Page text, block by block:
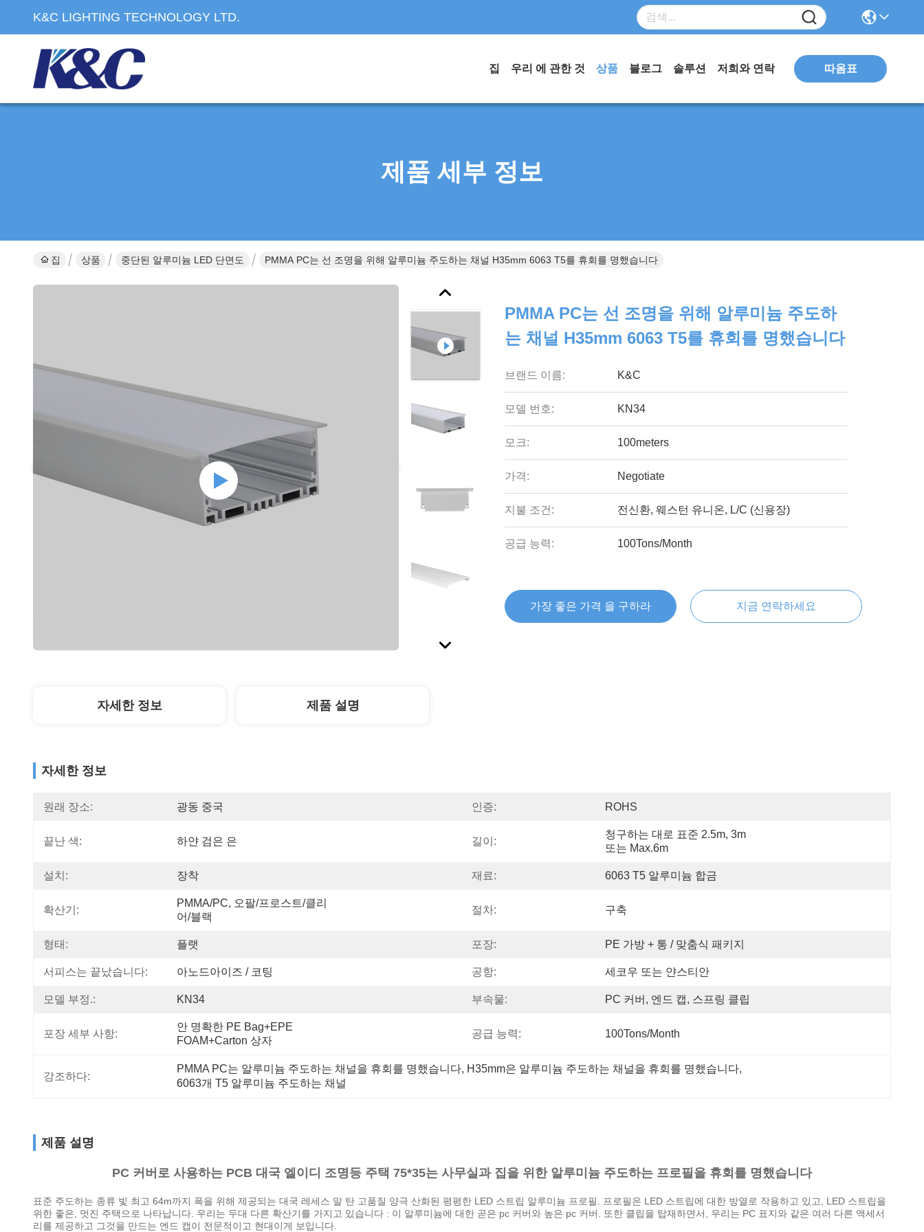
K&C LIGHTING TECHNOLOGY LTD.
집 우리 에 관한 것 상품 블로그 솔루션 저희와 연락 따옴표
제품 세부 정보
집 상품 중단된 알루미늄 LED 단면도 PMMA PC는 선 조명을 위해 알루미늄 주도하는 채널 H35mm 6063 T5를 휴회를 명했습니다
PMMA PC는 선 조명을 위해 알루미늄 주도하
는 채널 H35mm 6063 T5를 휴회를 명했습니다
브랜드 이름: K&C
모델 번호: KN34
모크: 100meters
가격: Negotiate
지불 조건: 전신환, 웨스턴 유니온, L/C (신용장)
공급 능력: 100Tons/Month
가장 좋은 가격 을 구하라 지금 연락하세요
자세한 정보 제품 설명
자세한 정보
원래 장소: 광동 중국 인증: ROHS
끝난 색: 하얀 검은 은 길이:
청구하는 대로 표준 2.5m, 3m
또는 Max.6m
설치: 장착 재료: 6063 T5 알루미늄 합금
확산기:
PMMA/PC, 오팔/프로스트/클리
어/블랙
절차: 구축
형태: 플랫 포장: PE 가방 + 통 / 맞춤식 패키지
서피스는 끝났습니다: 아노드아이즈 / 코팅 공항: 세코우 또는 얀스티안
모델 부정.: KN34 부속물: PC 커버, 엔드 캡, 스프링 클립
포장 세부 사항:
안 명확한 PE Bag+EPE
FOAM+Carton 상자
공급 능력: 100Tons/Month
강조하다:
PMMA PC는 알루미늄 주도하는 채널을 휴회를 명했습니다, H35mm은 알루미늄 주도하는 채널을 휴회를 명했습니다,
6063개 T5 알루미늄 주도하는 채널
제품 설명
PC 커버로 사용하는 PCB 대국 엘이디 조명등 주택 75*35는 사무실과 집을 위한 알루미늄 주도하는 프로필을 휴회를 명했습니다
표준 주도하는 종류 빛 최고 64m까지 폭을 위해 제공되는 대국 레세스 말 탄 고품질 양극 산화된 평평한 LED 스트립 알루미늄 프로필. 프로필은 LED 스트립에 대한 방열로 작용하고 있고, LED 스트립을
위한 좋은, 멋진 주택으로 나타납니다. 우리는 두대 다른 확산기를 가지고 있습니다 : 이 알루미늄에 대한 곧은 pc 커버와 높은 pc 커버. 또한 클립을 탑재하면서, 우리는 PC 표지와 같은 여러 다른 액세서
리를 제공하고 그것을 만드는 엔드 캡이 전문적이고 현대이게 보입니다.